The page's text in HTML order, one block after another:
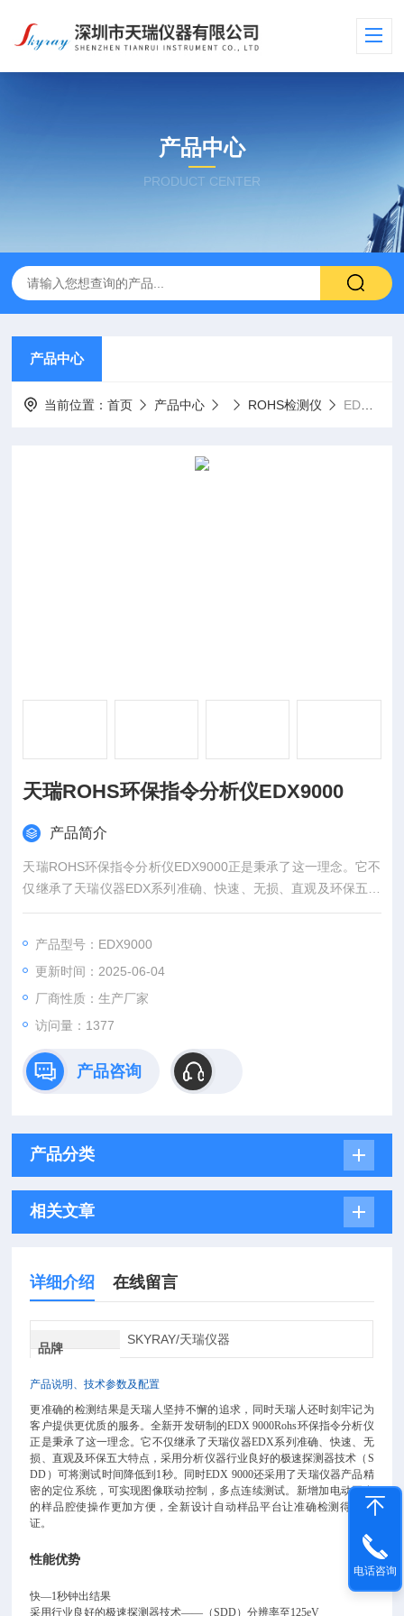
产品中心
PRODUCT CENTER
产品中心
当前位置：首页 产品中心 ROHS检测仪 EDX9000天瑞ROHS环保指令分析仪EDX9000
天瑞ROHS环保指令分析仪EDX9000
产品简介
天瑞ROHS环保指令分析仪EDX9000正是秉承了这一理念。它不
仅继承了天瑞仪器EDX系列准确、快速、无损、直观及环保五大
特点，采用分析仪器行业良好的极速探测器技术（SDD）可将测
定位系统，可实现图像联动控制，多点连续测试。新增加电动开
发的样品腔使操作更加方便，全新设计自动样品平台让准确检测
得到保证。
产品型号：EDX9000
更新时间：2025-06-04
厂商性质：生产厂家
访问量：1377
产品咨询
产品分类
相关文章
详细介绍 在线留言
品牌
SKYRAY/天瑞仪器
产品说明、技术参数及配置
更准确的检测结果是天瑞人坚持不懈的追求，同时天瑞人还时刻牢记为
客户提供更优质的服务。全新开发研制的EDX 9000Rohs环保指令分析仪
正是秉承了这一理念。它不仅继承了天瑞仪器EDX系列准确、快速、无
损、直观及环保五大特点，采用分析仪器行业良好的极速探测器技术（S
DD）可将测试时间降低到1秒。同时EDX 9000还采用了天瑞仪器产品精
密的定位系统，可实现图像联动控制，多点连续测试。新增加电动开发
的样品腔使操作更加方便，全新设计自动样品平台让准确检测得到保
证。
性能优势
快—1秒钟出结果
采用行业良好的极速探测器技术——（SDD）分辨率至125eV
电话咨询